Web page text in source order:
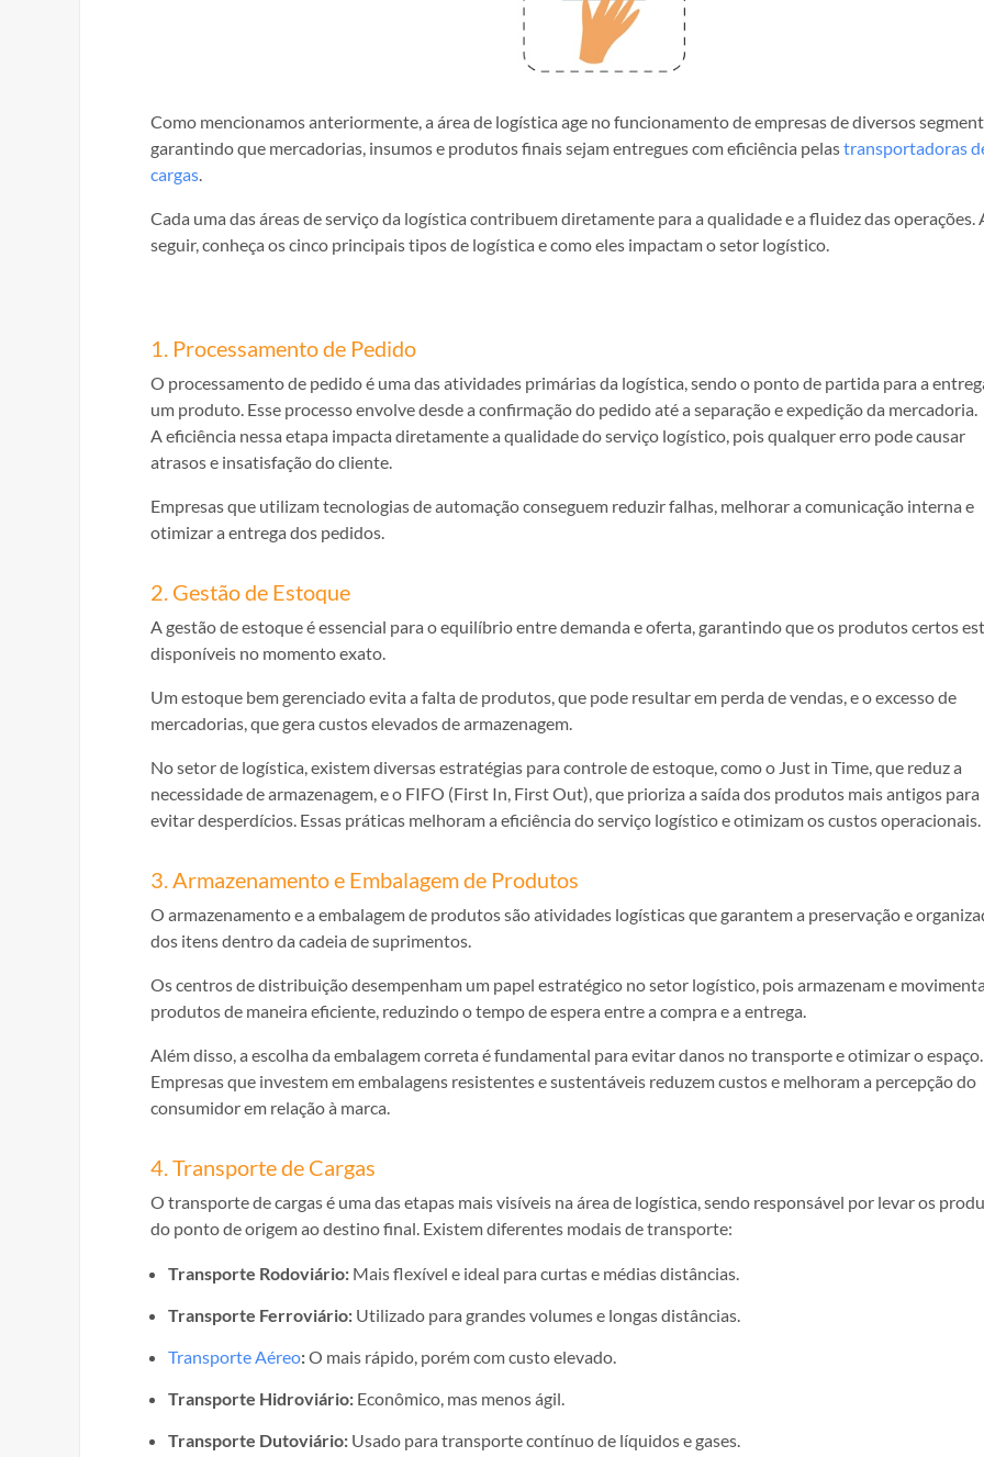
Como mencionamos anteriormente, a área de logística age no funcionamento de empresas de diversos
garantindo que mercadorias, insumos e produtos finais sejam entregues com eficiência pelastransportadoras
cargas
Cada uma das áreas de serviço da logística contribuem diretamente para a qualidade e a fluidez das operações.
seguir, conheça os cinco principais tipos de logística e como eles impactam o setor logístico.
1. Processamento de Pedido
O processamento de pedido é uma das atividades primárias da logística, sendo o ponto de partida para a
um produto. Esse processo envolve desde a confirmação do pedido até a separação e expedição da mercadoria.
A eficiência nessa etapa impacta diretamente a qualidade do serviço logístico, pois qualquer erro pode causar
atrasos e insatisfação do cliente.
Empresas que utilizam tecnologias de automação conseguem reduzir falhas, melhorar a comunicação interna e
otimizar a entrega dos pedidos.
2. Gestão de Estoque
A gestão de estoque é essencial para o equilíbrio entre demanda e oferta, garantindo que os produtos certos
disponíveis no momento exato.
Um estoque bem gerenciado evita a falta de produtos, que pode resultar em perda de vendas, e o excesso de
mercadorias, que gera custos elevados de armazenagem.
No setor de logística, existem diversas estratégias para controle de estoque, como o Just in Time, que reduz a
necessidade de armazenagem, e o FIFO (First In, First Out), que prioriza a saída dos produtos mais antigos para
evitar desperdícios. Essas práticas melhoram a eficiência do serviço logístico e otimizam os custos operacionais.
3. Armazenamento e Embalagem de Produtos
O armazenamento e a embalagem de produtos são atividades logísticas que garantem a preservação e
dos itens dentro da cadeia de suprimentos.
Os centros de distribuição desempenham um papel estratégico no setor logístico, pois armazenam e
produtos de maneira eficiente, reduzindo o tempo de espera entre a compra e a entrega.
Além disso, a escolha da embalagem correta é fundamental para evitar danos no transporte e otimizar o espaço.
Empresas que investem em embalagens resistentes e sustentáveis reduzem custos e melhoram a percepção do
consumidor em relação à marca.
4. Transporte de Cargas
O transporte de cargas é uma das etapas mais visíveis na área de logística, sendo responsável por levar os
do ponto de origem ao destino final. Existem diferentes modais de transporte:
Transporte Rodoviário: Mais flexível e ideal para curtas e médias distâncias.
Transporte Ferroviário: Utilizado para grandes volumes e longas distâncias.
Transporte Aéreo:O mais rápido, porém com custo elevado.
Transporte Hidroviário: Econômico, mas menos ágil.
Transporte Dutoviário: Usado para transporte contínuo de líquidos e gases.